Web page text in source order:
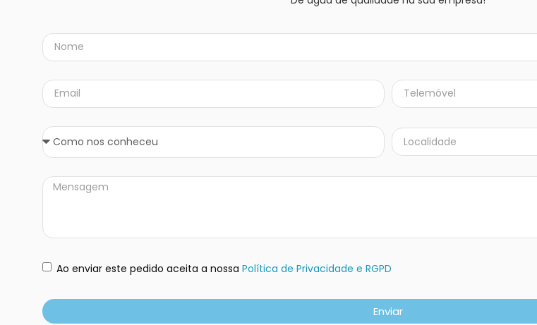
Ao enviar este pedido aceita a nossa Política de Privacidade e RGPD
Enviar